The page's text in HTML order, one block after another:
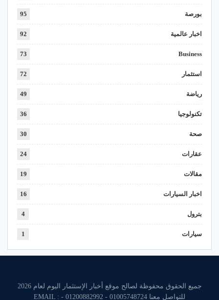
بورصة 95
اخبار عالمية 92
Business
73
استثمار 72
رياضة 49
تكنولوجيا 36
صحة 30
عقارات 24
مقالات 19
اخبار السيارات 16
بترول 4
سيارات 1
جميع الحقوق محفوظة لصالح موقع أخبار الإستثمار اليوم لعام 2026
للتواصل معنا 01005748724 - 01200882992 - EMAIL :